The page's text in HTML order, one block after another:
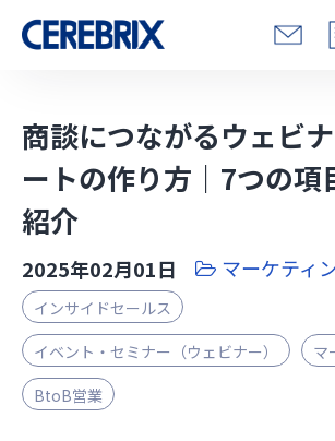
解決できる課題
サービス
事例
コラム/営総研
セミナー
商談につながるウェビ
ートの作り方｜7つの項
紹介
2025年02月01日 マーケティ
インサイドセールス
イベント・セミナー（ウェビナー）
マ
BtoB営業